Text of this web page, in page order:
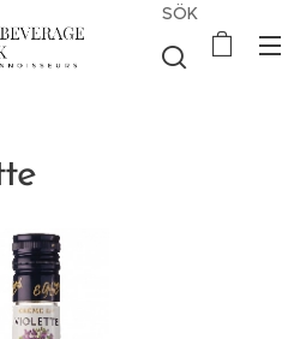
SÖK